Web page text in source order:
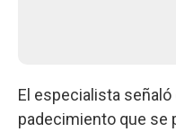
El especialista señaló
padecimiento que se